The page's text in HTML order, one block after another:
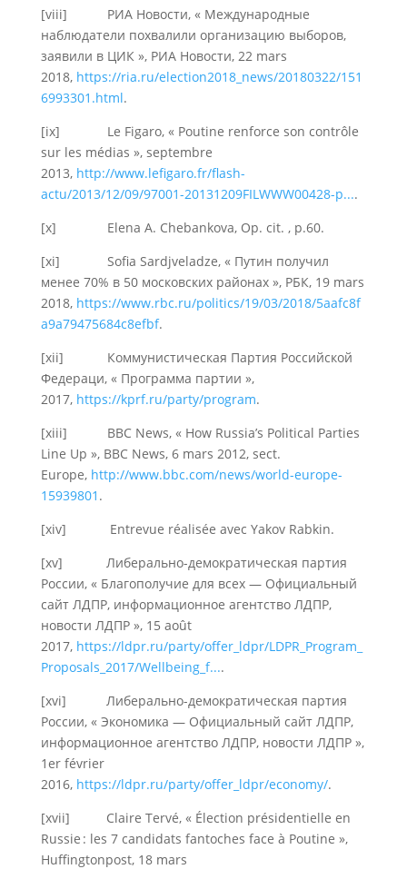
[viii] РИА Новости, « Международные
наблюдатели похвалили организацию выборов,
заявили в ЦИК », РИА Новости, 22 mars
2018, https://ria.ru/election2018_news/20180322/151
6993301.html.
[ix] Le Figaro, « Poutine renforce son contrôle
sur les médias », septembre
2013, http://www.lefigaro.fr/flash-
actu/2013/12/09/97001-20131209FILWWW00428-p....
[x] Elena A. Chebankova, Op. cit. , p.60.
[xi] Sofia Sardjveladze, « Путин получил
менее 70% в 50 московских районах », РБК, 19 mars
2018, https://www.rbc.ru/politics/19/03/2018/5aafc8f
a9a79475684c8efbf.
[xii] Коммунистическая Партия Российской
Федераци, « Программа партии »,
2017, https://kprf.ru/party/program.
[xiii] BBC News, « How Russia’s Political Parties
Line Up », BBC News, 6 mars 2012, sect.
Europe, http://www.bbc.com/news/world-europe-
15939801 .
[xiv] Entrevue réalisée avec Yakov Rabkin.
[xv] Либерально-демократическая партия
России, « Благополучие для всех — Официальный
сайт ЛДПР, информационное агентство ЛДПР,
новости ЛДПР », 15 août
2017, https://ldpr.ru/party/offer_ldpr/LDPR_Program_
Proposals_2017/Wellbeing_f....
[xvi] Либерально-демократическая партия
России, « Экономика — Официальный сайт ЛДПР,
информационное агентство ЛДПР, новости ЛДПР »,
1er février
2016, https://ldpr.ru/party/offer_ldpr/economy/.
[xvii] Claire Tervé, « Élection présidentielle en
Russie : les 7 candidats fantoches face à Poutine »,
Huffingtonpost, 18 mars